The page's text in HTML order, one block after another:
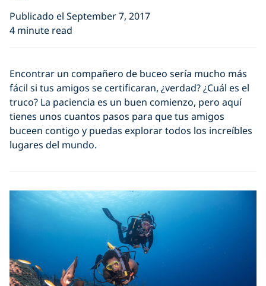
Publicado el September 7, 2017
4 minute read
Encontrar un compañero de buceo sería mucho más
fácil si tus amigos se certificaran, ¿verdad? ¿Cuál es el
truco? La paciencia es un buen comienzo, pero aquí
tienes unos cuantos pasos para que tus amigos
buceen contigo y puedas explorar todos los increíbles
lugares del mundo.